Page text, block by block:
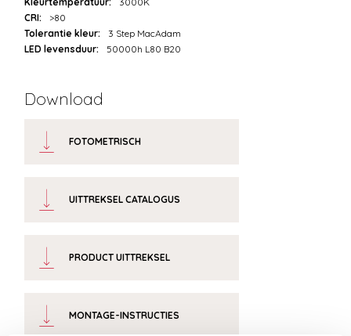
CRI:
>80
Tolerantie kleur:
3 Step MacAdam
LED levensduur:
50000h L80 B20
Download
FOTOMETRISCH
UITTREKSEL CATALOGUS
PRODUCT UITTREKSEL
MONTAGE-INSTRUCTIES